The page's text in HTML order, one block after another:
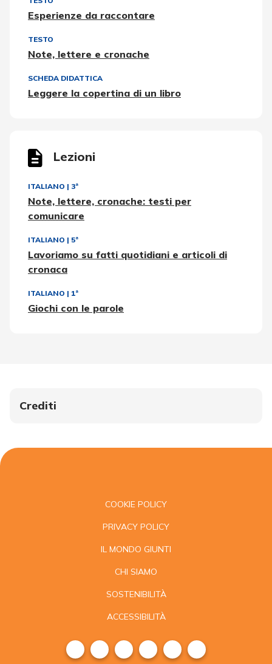
Esperienze da raccontare
TESTO
Note, lettere e cronache
SCHEDA DIDATTICA
Leggere la copertina di un libro
Lezioni
ITALIANO | 3ª
Note, lettere, cronache: testi per
comunicare
ITALIANO | 5ª
Lavoriamo su fatti quotidiani e articoli di
cronaca
ITALIANO | 1ª
Giochi con le parole
Crediti
COOKIE POLICY
PRIVACY POLICY
IL MONDO GIUNTI
CHI SIAMO
SOSTENIBILITÀ
ACCESSIBILITÀ